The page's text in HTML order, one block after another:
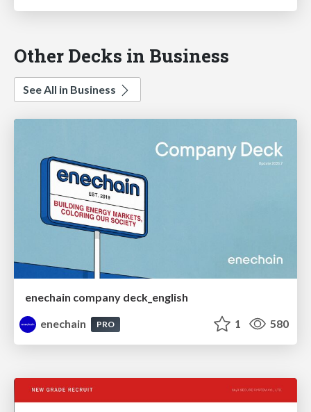
Other Decks in Business
See All in Business
enechain company deck_english
enechain
PRO 1 580